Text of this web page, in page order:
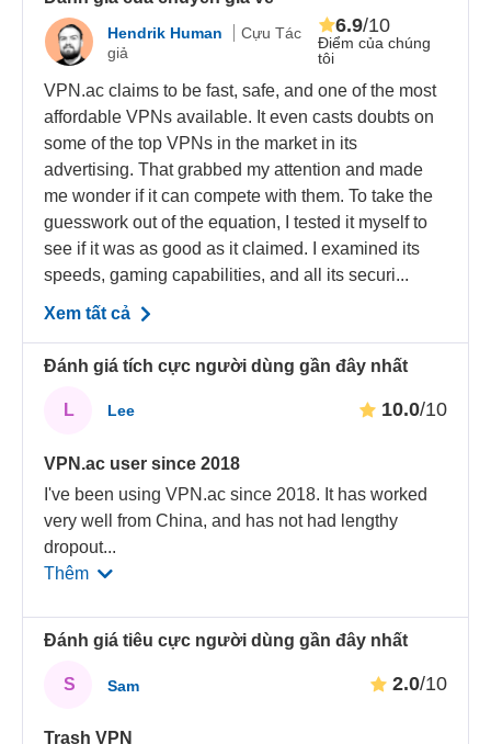
Hendrik Human
Cựu Tác
giả
Điểm của chúng
tôi
6.9/10
VPN.ac claims to be fast, safe, and one of the most
affordable VPNs available. It even casts doubts on
some of the top VPNs in the market in its
advertising. That grabbed my attention and made
me wonder if it can compete with them. To take the
guesswork out of the equation, I tested it myself to
see if it was as good as it claimed. I examined its
speeds, gaming capabilities, and all its securi...
Xem tất cả
Đánh giá tích cực người dùng gần đây nhất
L Lee 10.0/10
VPN.ac user since 2018
I've been using VPN.ac since 2018. It has worked
very well from China, and has not had lengthy
dropout...
Thêm
Đánh giá tiêu cực người dùng gần đây nhất
S Sam 2.0/10
Trash VPN